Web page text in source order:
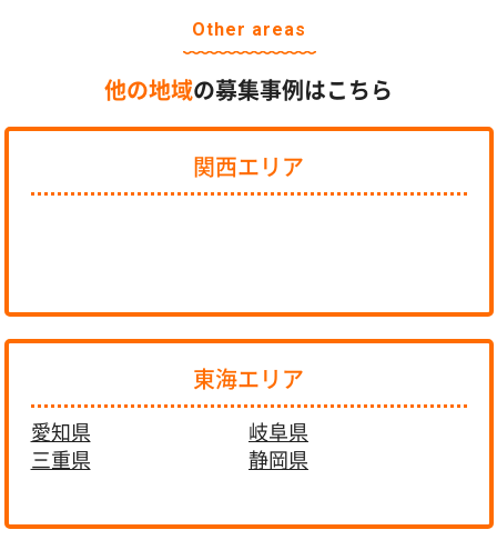
Other areas
他の地域の募集事例はこちら
関西エリア
東海エリア
愛知県
岐阜県
三重県
静岡県